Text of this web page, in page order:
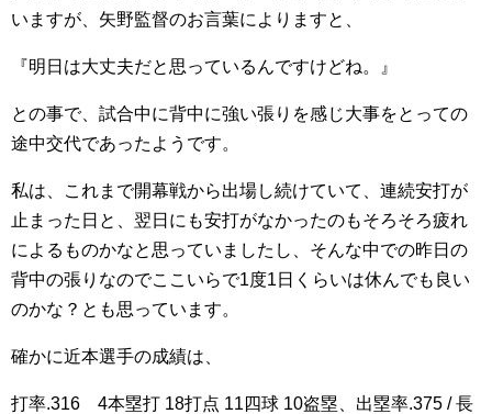
いますが、矢野監督のお言葉によりますと、
『明日は大丈夫だと思っているんですけどね。』
との事で、試合中に背中に強い張りを感じ大事をとっての
途中交代であったようです。
私は、これまで開幕戦から出場し続けていて、連続安打が
止まった日と、翌日にも安打がなかったのもそろそろ疲れ
によるものかなと思っていましたし、そんな中での昨日の
背中の張りなのでここいらで1度1日くらいは休んでも良い
のかな？とも思っています。
確かに近本選手の成績は、
打率.316 4本塁打 18打点 11四球 10盗塁、出塁率.375 / 長